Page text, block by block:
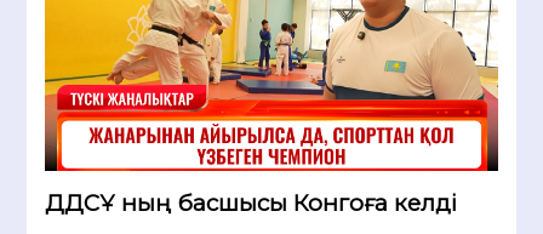
ДДСҰ ның басшысы Конгоға келді